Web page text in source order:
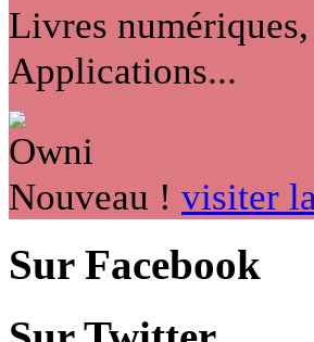
Livres numériques,
Applications...
Nouveau ! visiter
Sur Facebook